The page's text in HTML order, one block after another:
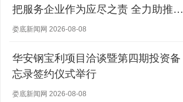
把服务企业作为应尽之责 全力助推经
营主体稳健发展
娄底新闻网 2026-08-08
华安钢宝利项目洽谈暨第四期投资备
忘录签约仪式举行
娄底新闻网 2026-08-08